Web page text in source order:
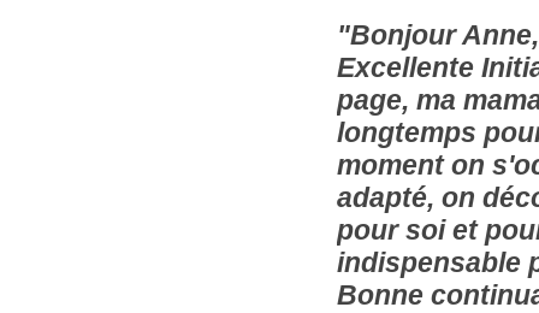
"Bonjour Anne,
Excellente
page, ma
longtemps
moment on
adapté, on
pour soi et
indispensable
Bonne